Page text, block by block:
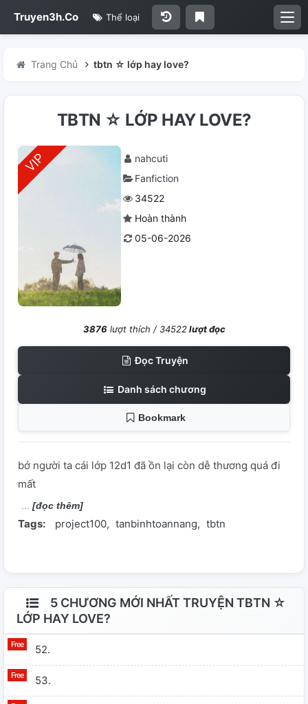
Truyen3h.Co Thể loại
Trang Chủ tbtn ☆ lớp hay love?
TBTN ☆ LỚP HAY LOVE?
nahcuti
Fanfiction
34522
Hoàn thành
05-06-2026
3876lượt thích /34522lượt đọc
Đọc Truyện
Danh sách chương
Bookmark
bớ người ta cái lớp 12d1 đã ồn lại còn dễ thương quá đi
mất
[đọc thêm]
Tags: project100 tanbinhtoannang tbtn
5 CHƯƠNG MỚI NHẤT TRUYỆN TBTN ☆
LỚP HAY LOVE?
52.
53.